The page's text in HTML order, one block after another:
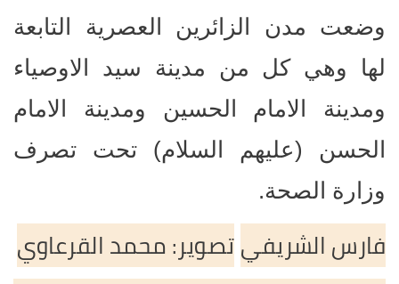
وضعت مدن الزائرين العصرية التابعة
لها وهي كل من مدينة سيد الاوصياء
ومدينة الامام الحسين ومدينة الامام
الحسن (عليهم السلام) تحت تصرف
وزارة الصحة.
فارس الشريفيتصوير: محمد القرعاوي